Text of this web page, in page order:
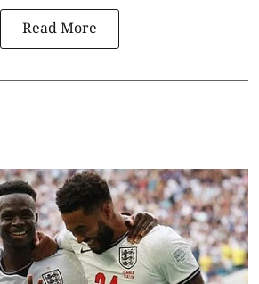
Read More